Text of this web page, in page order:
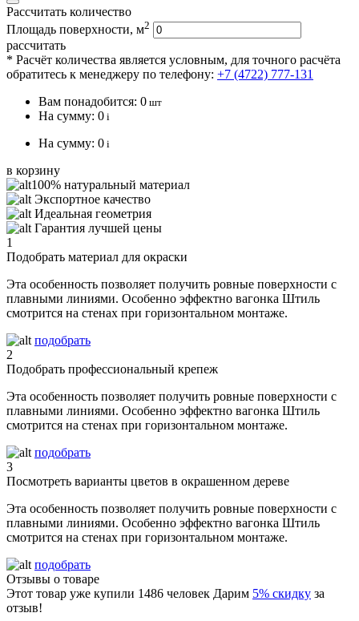
Рассчитать количество
Площадь поверхности, м2
рассчитать
* Расчёт количества является условным, для точного расчёта
обратитесь к менеджеру по телефону: +7 (4722) 777-131
Вам понадобится: 0 шт
На сумму: 0 i
На сумму: 0 i
в корзину
100% натуральный материал
Экспортное качество
Идеальная геометрия
Гарантия лучшей цены
1
Подобрать материал для окраски
Эта особенность позволяет получить ровные поверхности с
плавными линиями. Особенно эффектно вагонка Штиль
смотрится на стенах при горизонтальном монтаже.
подобрать
2
Подобрать профессиональный крепеж
Эта особенность позволяет получить ровные поверхности с
плавными линиями. Особенно эффектно вагонка Штиль
смотрится на стенах при горизонтальном монтаже.
подобрать
3
Посмотреть варианты цветов в окрашенном дереве
Эта особенность позволяет получить ровные поверхности с
плавными линиями. Особенно эффектно вагонка Штиль
смотрится на стенах при горизонтальном монтаже.
подобрать
Отзывы о товаре
Этот товар уже купили 1486 человек Дарим 5% скидку за
отзыв!